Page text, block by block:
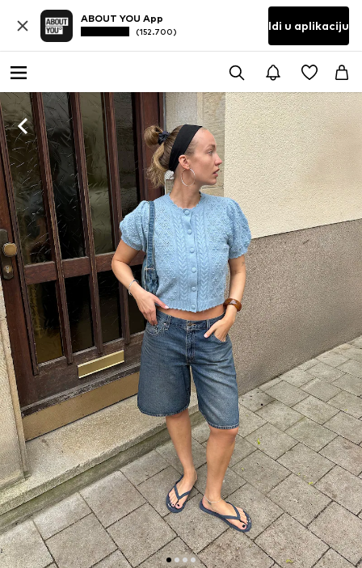
ABOUT YOU App
(152.700) Idi u aplikaciju